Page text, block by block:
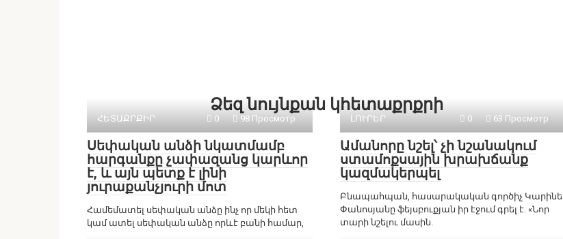
Ձեզ նույնքան կհետաքրքրի
ՀԵՏԱՔՐՔԻՐ 0 98 Просмотр
Սեփական անձի նկատմամբ
հարգանքը չափազանց կարևոր
է, և այն պետք է լինի
յուրաքանչյուրի մոտ
Համեմատել սեփական անձը ինչ որ մեկի հետ
կամ ատել սեփական անձը որևէ բանի համար,
ԼՈՒՐԵՐ 0 63 Просмотр
Ամանորը նշել՝ չի նշանակում
ստամոքսային խրախճանք
կազմակերպել
Բնապահպան, հասարակական գործիչ Կարինե
Փանոսյանը ֆեյսբուքյան իր էջում գրել է. «Նոր
տարի նշելու մասին.